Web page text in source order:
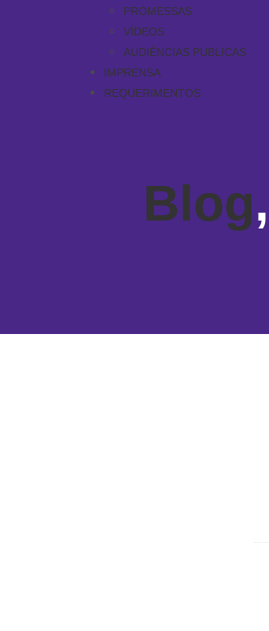
PROMESSAS
VÍDEOS
AUDIÊNCIAS PUBLICAS
IMPRENSA
REQUERIMENTOS
Blog,